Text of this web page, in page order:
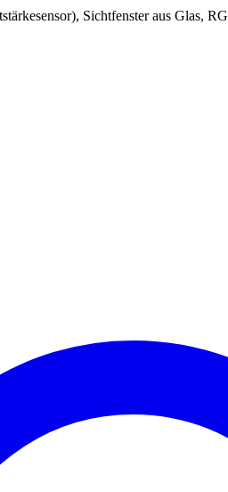
Sichtfenster aus Glas,